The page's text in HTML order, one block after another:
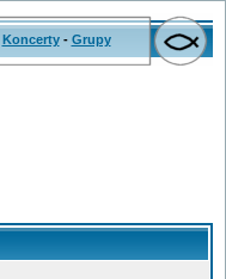
Koncerty- Grupy